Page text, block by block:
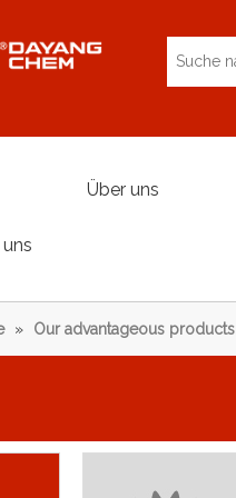
Über uns
» Our advantageous products